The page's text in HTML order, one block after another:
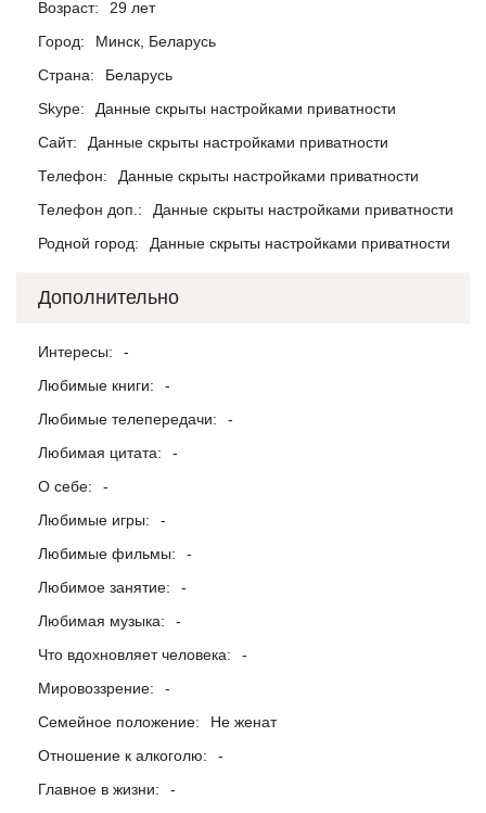
Возраст:
29 лет
Город:
Минск, Беларусь
Страна:
Беларусь
Skype:
Данные скрыты настройками приватности
Сайт:
Данные скрыты настройками приватности
Телефон:
Данные скрыты настройками приватности
Телефон доп.:
Данные скрыты настройками приватности
Родной город:
Данные скрыты настройками приватности
Дополнительно
Интересы:
-
Любимые книги:
-
Любимые телепередачи:
-
Любимая цитата:
-
О себе:
-
Любимые игры:
-
Любимые фильмы:
-
Любимое занятие:
-
Любимая музыка:
-
Что вдохновляет человека:
-
Мировоззрение:
-
Семейное положение:
Не женат
Отношение к алкоголю:
-
Главное в жизни:
-